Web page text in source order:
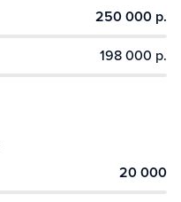
250 000 р.
198 000 р.
20 000